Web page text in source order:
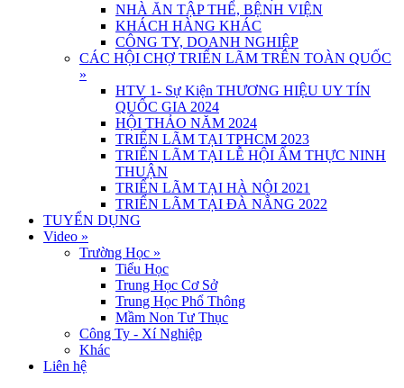
NHÀ ĂN TẬP THỂ, BỆNH VIỆN
KHÁCH HÀNG KHÁC
CÔNG TY, DOANH NGHIỆP
CÁC HỘI CHỢ TRIỂN LÃM TRÊN TOÀN QUỐC
»
HTV 1- Sự Kiện THƯƠNG HIỆU UY TÍN
QUỐC GIA 2024
HỘI THẢO NĂM 2024
TRIỂN LÃM TẠI TPHCM 2023
TRIỂN LÃM TẠI LỄ HỘI ẨM THỰC NINH
THUẬN
TRIỂN LÃM TẠI HÀ NỘI 2021
TRIỂN LÃM TẠI ĐÀ NẴNG 2022
TUYỂN DỤNG
Video »
Trường Học »
Tiểu Học
Trung Học Cơ Sở
Trung Học Phổ Thông
Mầm Non Tư Thục
Công Ty - Xí Nghiệp
Khác
Liên hệ